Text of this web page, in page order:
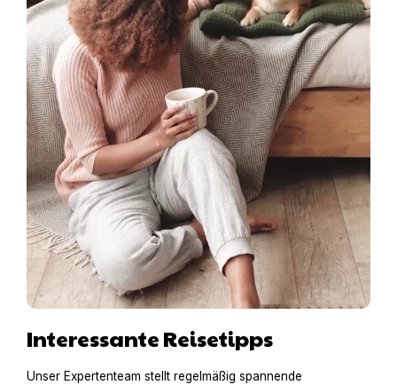
Interessante Reisetipps
Unser Expertenteam stellt regelmäßig spannende